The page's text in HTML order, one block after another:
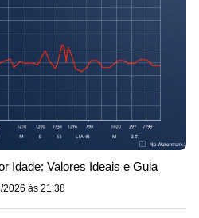
Idade: Valores Ideais e Guia
2026 às 21:38